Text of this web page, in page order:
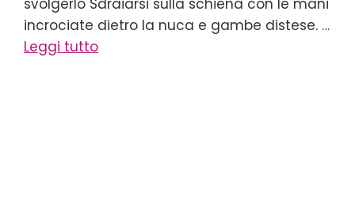
incrociate dietro la nuca e gambe distese. …
Leggi tutto